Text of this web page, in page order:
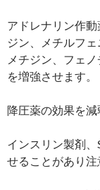
アドレナリン作
ジン、メチルフ
メチジン、フェ
を増強させます。
降圧薬の効果を減
インスリン製剤
せることがあり注